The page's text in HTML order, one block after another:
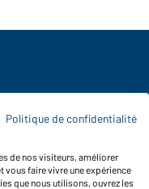
protection act
Politique de confidentialité
de nos visiteurs, améliorer
vous faire vivre une expérience
que nous utilisons, ouvrez les